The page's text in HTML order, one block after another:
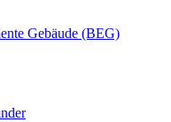
Gebäude (BEG)